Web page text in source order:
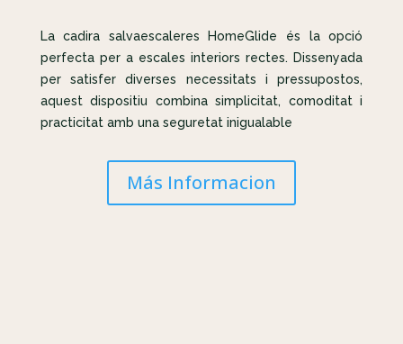
La cadira salvaescaleres HomeGlide és la opció
perfecta per a escales interiors rectes. Dissenyada
per satisfer diverses necessitats i pressupostos,
aquest dispositiu combina simplicitat, comoditat i
practicitat amb una seguretat inigualable
Más Informacion